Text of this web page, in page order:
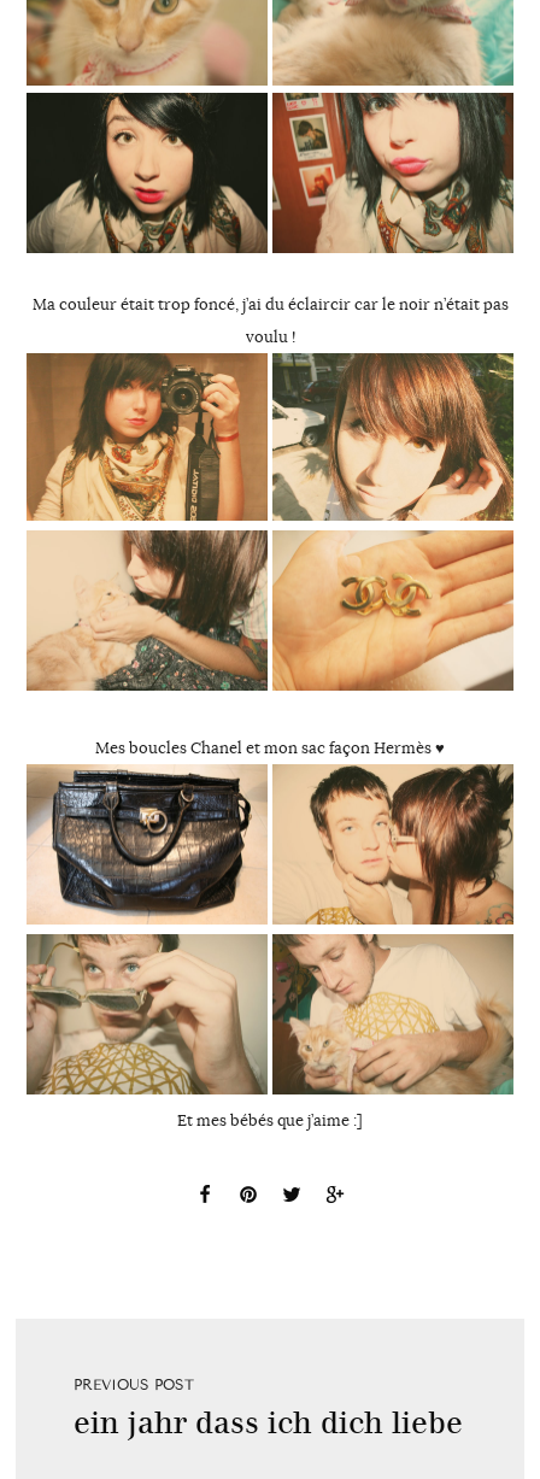
Ma couleur était trop foncé, j’ai du éclaircir car le noir n’était pas
voulu !
Mes boucles Chanel et mon sac façon Hermès ♥
Et mes bébés que j’aime :]
PREVIOUS POST
ein jahr dass ich dich liebe